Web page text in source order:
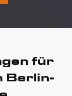
für
Berlin-